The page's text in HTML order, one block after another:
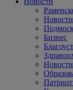
Бизнес